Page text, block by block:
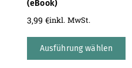
(eBook)
3,99 €inkl. MwSt.
Ausführung wählen